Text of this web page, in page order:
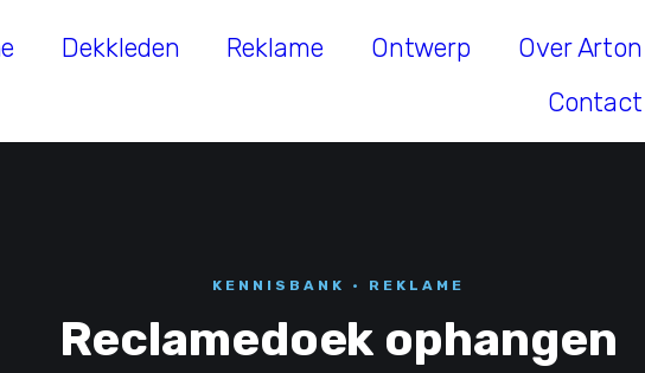
Dekkleden Reklame Ontwerp
Over Arton
Contact
KENNISBANK · REKLAME
Reclamedoek ophangen